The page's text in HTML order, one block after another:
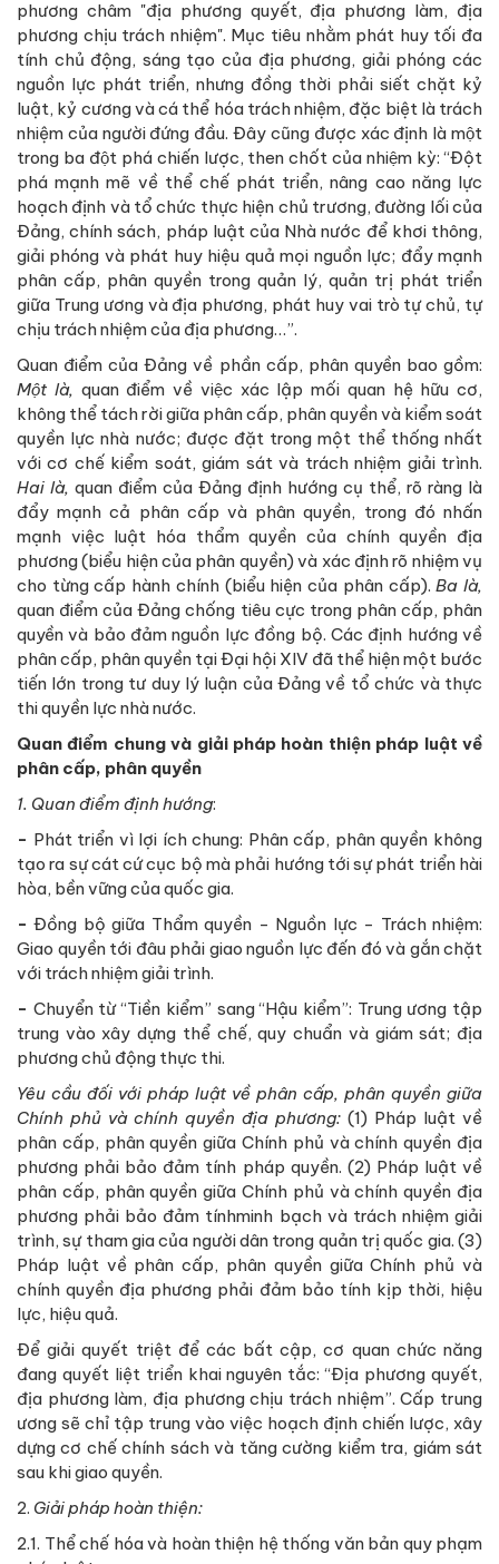
phương châm "địa phương quyết, địa phương làm, địa
phương chịu trách nhiệm". Mục tiêu nhằm phát huy tối đa
tính chủ động, sáng tạo của địa phương, giải phóng các
nguồn lực phát triển, nhưng đồng thời phải siết chặt kỷ
luật, kỷ cương và cá thể hóa trách nhiệm, đặc biệt là trách
nhiệm của người đứng đầu. Đây cũng được xác định là một
trong ba đột phá chiến lược, then chốt của nhiệm kỳ: “Đột
phá mạnh mẽ về thể chế phát triển, nâng cao năng lực
hoạch định và tổ chức thực hiện chủ trương, đường lối của
Đảng, chính sách, pháp luật của Nhà nước để khơi thông,
giải phóng và phát huy hiệu quả mọi nguồn lực; đẩy mạnh
phân cấp, phân quyền trong quản lý, quản trị phát triển
giữa Trung ương và địa phương, phát huy vai trò tự chủ, tự
chịu trách nhiệm của địa phương…”.
Quan điểm của Đảng về phần cấp, phân quyền bao gồm:
Một là, quan điểm về việc xác lập mối quan hệ hữu cơ,
không thể tách rời giữa phân cấp, phân quyền và kiểm soát
quyền lực nhà nước; được đặt trong một thể thống nhất
với cơ chế kiểm soát, giám sát và trách nhiệm giải trình.
Hai là, quan điểm của Đảng định hướng cụ thể, rõ ràng là
đẩy mạnh cả phân cấp và phân quyền, trong đó nhấn
mạnh việc luật hóa thẩm quyền của chính quyền địa
phương (biểu hiện của phân quyền) và xác định rõ nhiệm vụ
cho từng cấp hành chính (biểu hiện của phân cấp).Ba là,
quan điểm của Đảng chống tiêu cực trong phân cấp, phân
quyền và bảo đảm nguồn lực đồng bộ. Các định hướng về
phân cấp, phân quyền tại Đại hội XIV đã thể hiện một bước
tiến lớn trong tư duy lý luận của Đảng về tổ chức và thực
thi quyền lực nhà nước.
Quan điểm chung và giải pháp hoàn thiện pháp luật về
phân cấp, phân quyền
1. Quan điểm định hướng:
- Phát triển vì lợi ích chung: Phân cấp, phân quyền không
tạo ra sự cát cứ cục bộ mà phải hướng tới sự phát triển hài
hòa, bền vững của quốc gia.
-Đồng bộ giữa Thẩm quyền - Nguồn lực - Trách nhiệm:
Giao quyền tới đâu phải giao nguồn lực đến đó và gắn chặt
với trách nhiệm giải trình.
- Chuyển từ “Tiền kiểm” sang “Hậu kiểm”: Trung ương tập
trung vào xây dựng thể chế, quy chuẩn và giám sát; địa
phương chủ động thực thi.
Yêu cầu đối với pháp luật về phân cấp, phân quyền giữa
Chính phủ và chính quyền địa phương: (1) Pháp luật về
phân cấp, phân quyền giữa Chính phủ và chính quyền địa
phương phải bảo đảm tính pháp quyền. (2) Pháp luật về
phân cấp, phân quyền giữa Chính phủ và chính quyền địa
phương phải bảo đảm tínhminh bạch và trách nhiệm giải
trình, sự tham gia của người dân trong quản trị quốc gia. (3)
Pháp luật về phân cấp, phân quyền giữa Chính phủ và
chính quyền địa phương phải đảm bảo tính kịp thời, hiệu
lực, hiệu quả.
Để giải quyết triệt để các bất cập, cơ quan chức năng
đang quyết liệt triển khai nguyên tắc: “Địa phương quyết,
địa phương làm, địa phương chịu trách nhiệm”. Cấp trung
ương sẽ chỉ tập trung vào việc hoạch định chiến lược, xây
dựng cơ chế chính sách và tăng cường kiểm tra, giám sát
sau khi giao quyền.
2. Giải pháp hoàn thiện:
2.1. Thể chế hóa và hoàn thiện hệ thống văn bản quy phạm